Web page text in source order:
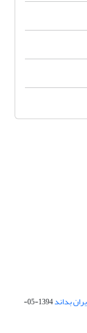
بداند
1394-05-